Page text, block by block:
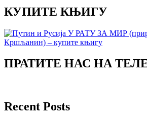
КУПИТЕ КЊИГУ
ПРАТИТЕ НАС НА
Recent Posts